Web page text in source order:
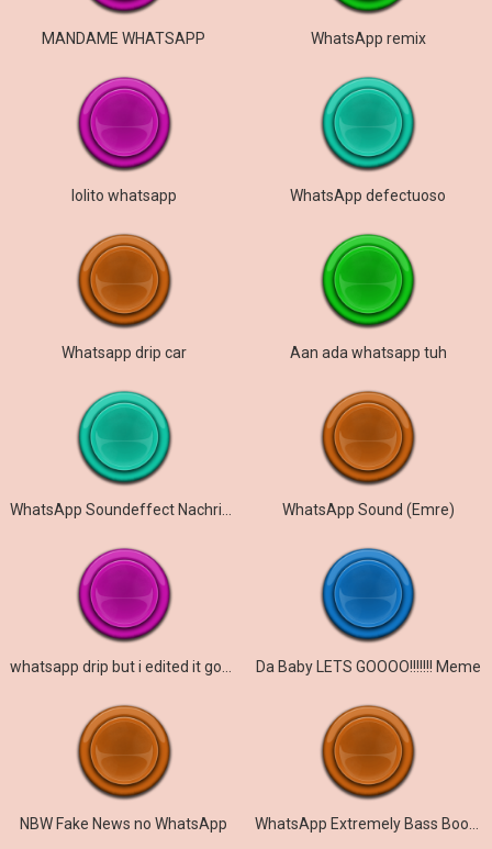
MANDAME WHATSAPP WhatsApp remix
lolito whatsapp WhatsApp defectuoso
Whatsapp drip car Aan ada whatsapp tuh
WhatsApp Sound (Emre)
Da Baby LETS GOOOO!!!!!!! Meme
NBW Fake News no WhatsApp